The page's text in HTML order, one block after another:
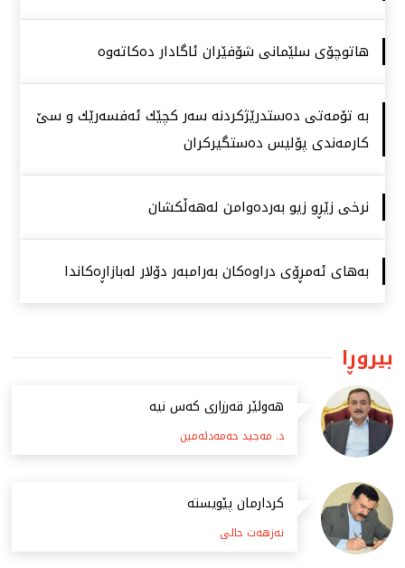
هاتوچۆی سلێمانی شۆفێران ئاگادار دەكاتەوە
بە تۆمەتی دەستدرێژكردنە سەر كچێك ئەفسەرێك و سێ
كارمەندی پۆلیس دەستگیركران
نرخی زێڕو زیو بەردەوامن لەهەڵكشان
بەهای ئەمڕۆی دراوەكان بەرامبەر دۆلار لەبازاڕەكاندا
بیروڕا
هەولێر قەرزاری کەس نیە
د. مەجید حەمەدئەمین
كردارمان پێویستە
نەزهەت حالی